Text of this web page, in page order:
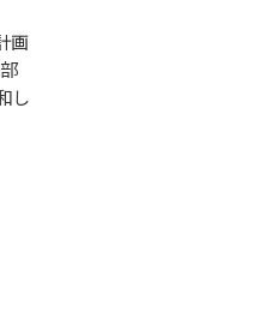
画
し